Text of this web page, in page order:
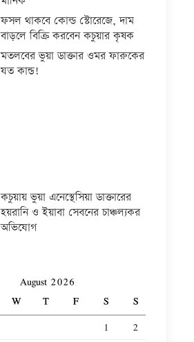
ফসল থাকবে কোল্ড স্টোরেজে, দাম
বাড়লে বিক্রি করবেন কচুয়ার কৃষক
মতলবের ভুয়া ডাক্তার ওমর ফারুকের
যত কান্ড!
কচুয়ায় ভুয়া এনেস্থেসিয়া ডাক্তারের
হয়রানি ও ইয়াবা সেবনের চাঞ্চল্যকর
অভিযোগ
August 2026
W T F S
S
1
2